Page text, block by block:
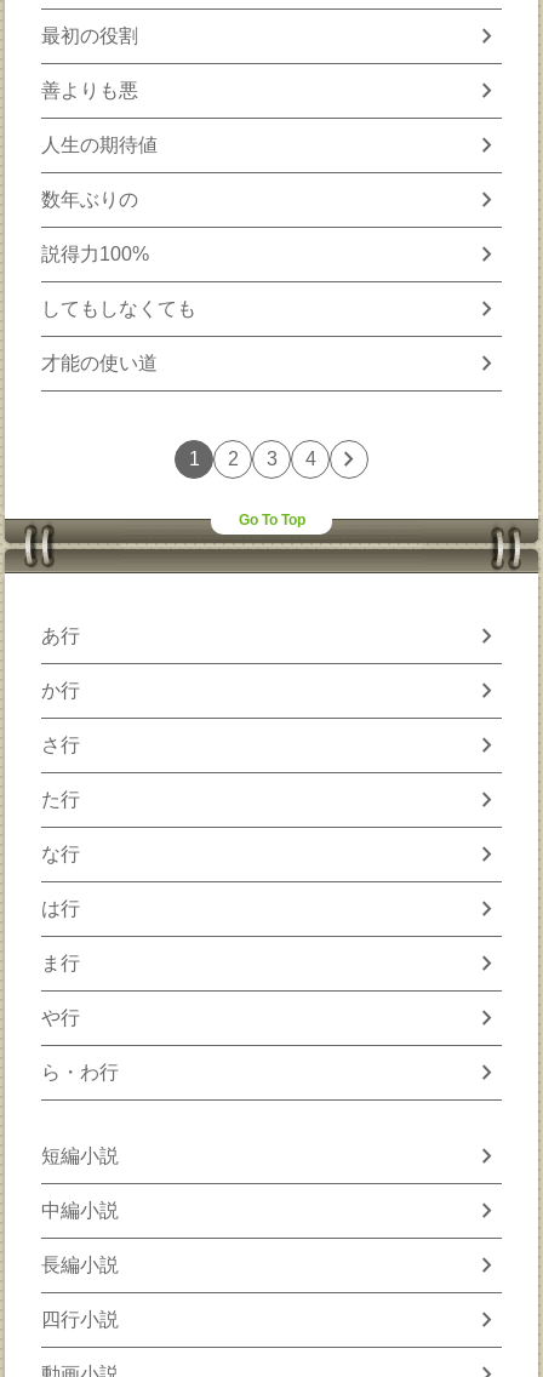
最初の役割 chevron_right
善よりも悪 chevron_right
人生の期待値 chevron_right
数年ぶりの chevron_right
説得力100% chevron_right
してもしなくても chevron_right
才能の使い道 chevron_right
1 2 3 4 chevron_right
Go To Top
あ行 chevron_right
か行 chevron_right
さ行 chevron_right
た行 chevron_right
な行 chevron_right
は行 chevron_right
ま行 chevron_right
や行 chevron_right
ら・わ行 chevron_right
短編小説 chevron_right
中編小説 chevron_right
長編小説 chevron_right
四行小説 chevron_right